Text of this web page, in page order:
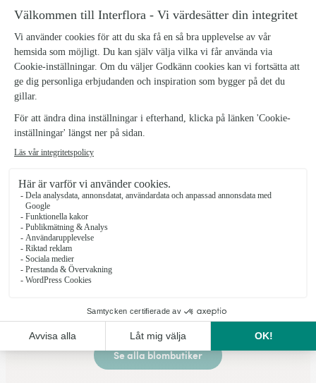
Sjukhusbacken 10
Se butiken
Interflora Medis Blommor
Stockholm
★★★★★ 3.1 (42)
Götgatan 59
Se alla blombutiker